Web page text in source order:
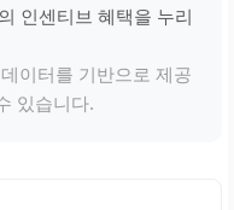
인센티브 혜택을 누리
이터를 기반으로 제공
있습니다.